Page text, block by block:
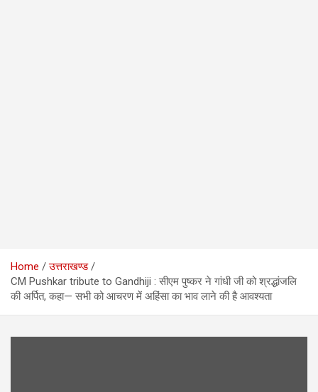
Home
उत्तराखण्ड
CM Pushkar tribute to Gandhiji : सीएम पुष्कर ने गांधी जी को श्रद्धांजलि
की अर्पित, कहा— सभी को आचरण में अहिंसा का भाव लाने की है आवश्यता